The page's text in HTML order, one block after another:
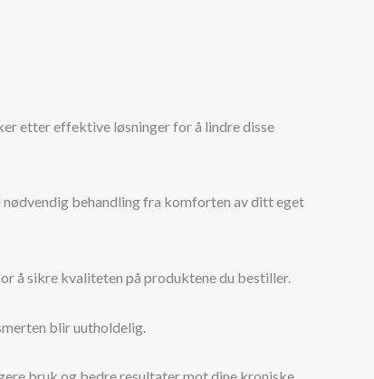
etter effektive løsninger for å lindre disse
behandling fra komforten av ditt eget
å sikre kvaliteten på produktene du bestiller.
blir uutholdelig.